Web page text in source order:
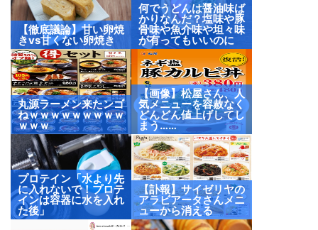
【徹底議論】甘い卵焼
きvs甘くない卵焼き
何でうどんは醤油味ば
かりなんだ？塩味や豚
骨味や魚介味や坦々味
が有ってもいいのに
丸源ラーメン来たンゴ
ねｗｗｗｗｗｗｗｗｗ
ｗｗｗ
【画像】松屋さん、人
気メニューを容赦なく
どんどん値上げしてし
まう……
プロテイン「水より先
に入れないで！プロテ
インは容器に水を入れ
た後」
【訃報】サイゼリヤの
アラビアータさんメニ
ューから消える